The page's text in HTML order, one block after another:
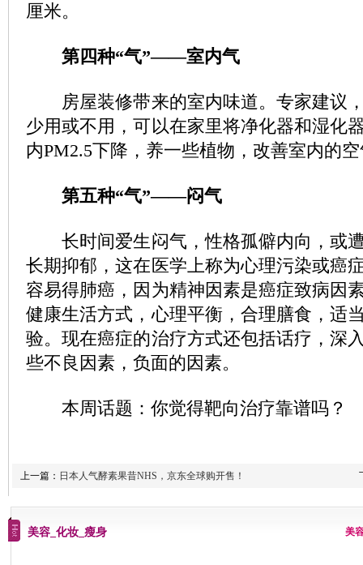
厘米。
第四种“气”——室内气
房屋装修带来的室内味道。专家建议
少用或不用，可以在家里将净化器和湿化
内PM2.5下降，养一些植物，改善室内的
第五种“气”——闷气
长时间爱生闷气，性格孤僻内向，或
长期抑郁，这在医学上称为心理污染或癌
容易得肺癌，因为精神因素是癌症致病因
健康生活方式，心理平衡，合理膳食，适
验。现在癌症的治疗方式还包括话疗，深
些不良因素，负面的因素。
本周话题：你觉得靶向治疗靠谱吗？
上一篇： 日本人气酵素果昔NHS，京东全球购开售！
美容_化妆_瘦身 美